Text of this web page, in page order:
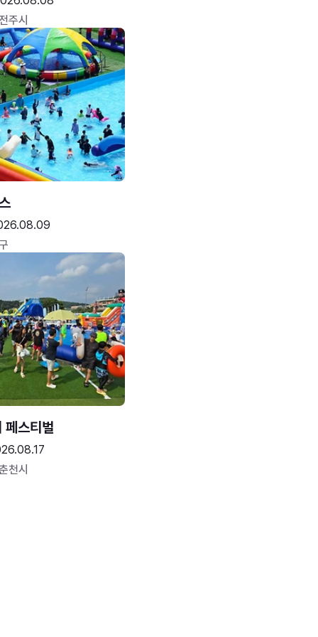
주시
페스티벌
천시